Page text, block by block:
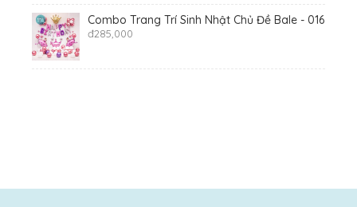
Combo Trang Trí Sinh Nhật Chủ Đề Bale - 016
đ285,000